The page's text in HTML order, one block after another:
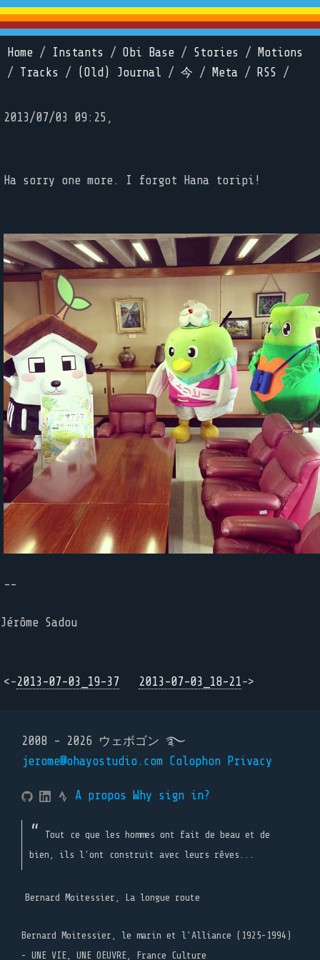
Home / Instants / Obi Base / Stories /
Motions
/ Tracks / (Old) Journal / 今 / Meta / RSS /
2013/07/03 09:25,
Ha sorry one more. I forgot Hana toripi!
--
Jérôme Sadou
<-2013-07-03_19-37 2013-07-03_18-21->
2008 - 2026 ウェボゴン ࿐
jerome@ohayostudio.com Colophon Privacy
A propos Why sign in?
Tout ce que les hommes ont fait de beau et de
bien, ils l'ont construit avec leurs rêves...
Bernard Moitessier, La longue route
Bernard Moitessier, le marin et l’Alliance (1925-1994)
- UNE VIE, UNE OEUVRE, France Culture